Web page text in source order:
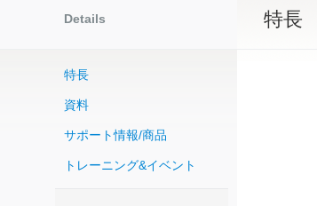
Details
特長
資料
サポート情報/商品
トレーニング&イベント
特長